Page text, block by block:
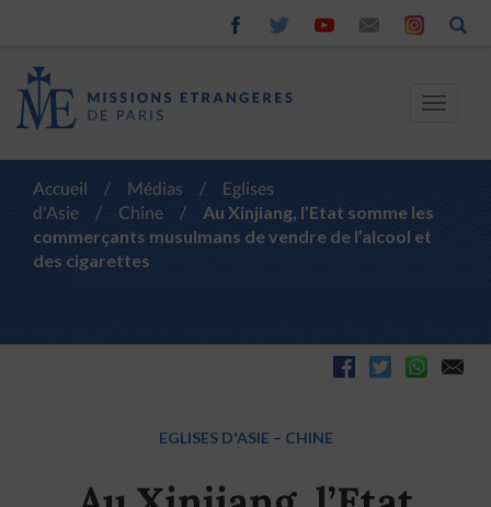
Toggle
Accueil / Médias /
Eglises
d'Asie
/ Chine /
Au Xinjiang, l’Etat somme les
commerçants musulmans de vendre de l’alcool et
des cigarettes
EGLISES D'ASIE – CHINE